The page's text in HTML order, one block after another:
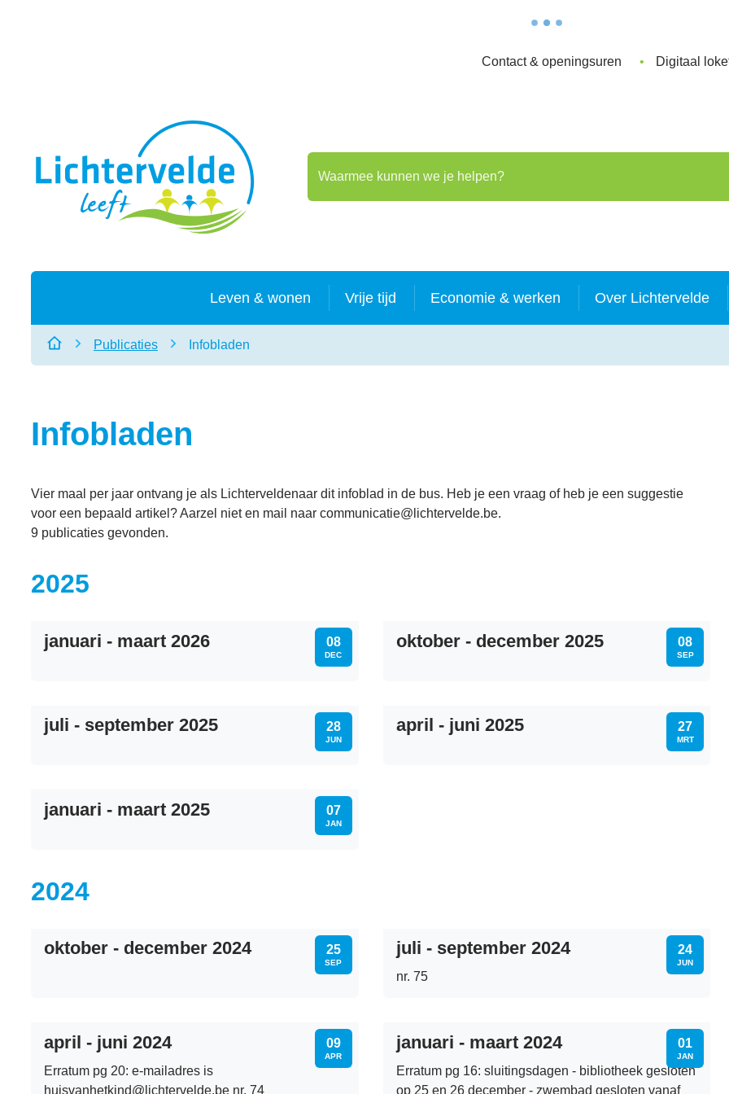
Contact & openingsuren Digitaal
Waarmee kunnen we je helpen?
Leven & wonen Vrije tijd Economie & werken Over Lichtervelde
Startpagina
Publicaties Infobladen
Infobladen
Vier maal per jaar ontvang je als Lichterveldenaar dit infoblad in de bus. Heb je een vraag of heb je een suggestie
voor een bepaald artikel? Aarzel niet en mail naar communicatie@lichtervelde.be.
9 publicaties gevonden.
2025
MA
08
DEC
januari - maart 2026 MA
08
SEP
oktober - december 2025
ZA
28
JUN
juli - september 2025 DO
27
MRT
april - juni 2025
DI
07
JAN
januari - maart 2025
2024
WO
25
SEP
oktober - december 2024 MA
24
JUN
juli - september 2024
nr. 75
DI
09
APR
april - juni 2024
Erratum pg 20: e-mailadres is
huisvanhetkind@lichtervelde.be nr. 74
MA
01
JAN
januari - maart 2024
Erratum pg 16: sluitingsdagen - bibliotheek gesloten
op 25 en 26 december - zwembad gesloten vanaf